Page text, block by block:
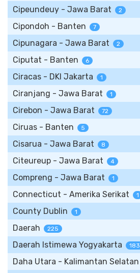
Cipeundeuy - Jawa Barat 2
Cipondoh - Banten 7
Cipunagara - Jawa Barat 2
Ciputat - Banten 6
Ciracas - DKI Jakarta 1
Ciranjang - Jawa Barat 1
Cirebon - Jawa Barat 72
Ciruas - Banten 5
Cisarua - Jawa Barat 8
Citeureup - Jawa Barat 4
Compreng - Jawa Barat 1
Connecticut - Amerika Serikat 1
County Dublin 1
Daerah 225
Daerah Istimewa Yogyakarta 183
Daha Utara - Kalimantan Selatan